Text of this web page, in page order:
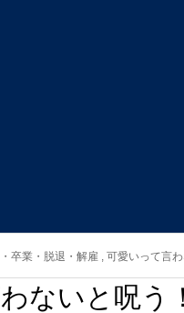
卒業・脱退・解雇 , 可愛いって言わ
ないと呪う